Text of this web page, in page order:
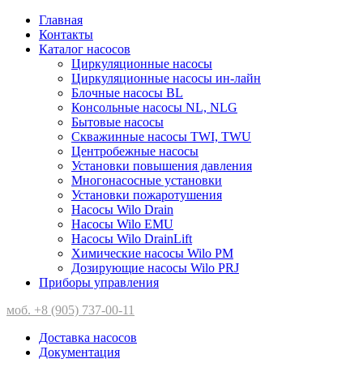
Главная
Контакты
Каталог насосов
Циркуляционные насосы
Циркуляционные насосы ин-лайн
Блочные насосы BL
Консольные насосы NL, NLG
Бытовые насосы
Скважинные насосы TWI, TWU
Центробежные насосы
Установки повышения давления
Многонасосные установки
Установки пожаротушения
Насосы Wilo Drain
Насосы Wilo EMU
Насосы Wilo DrainLift
Химические насосы Wilo PM
Дозирующие насосы Wilo PRJ
Приборы управления
моб. +8 (905) 737-00-11
Доставка насосов
Документация